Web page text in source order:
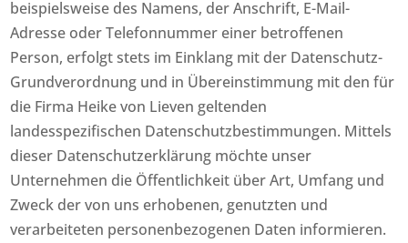
beispielsweise des Namens, der Anschrift, E-Mail-
Adresse oder Telefonnummer einer betroffenen
Person, erfolgt stets im Einklang mit der Datenschutz-
Grundverordnung und in Übereinstimmung mit den für
die Firma Heike von Lieven geltenden
landesspezifischen Datenschutzbestimmungen. Mittels
dieser Datenschutzerklärung möchte unser
Unternehmen die Öffentlichkeit über Art, Umfang und
Zweck der von uns erhobenen, genutzten und
verarbeiteten personenbezogenen Daten informieren.